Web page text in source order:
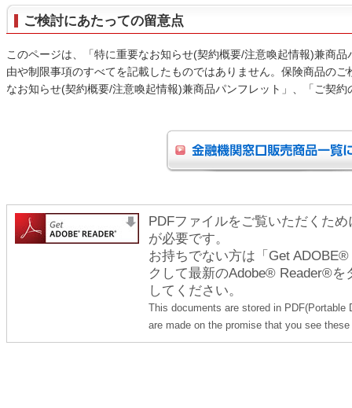
ご検討にあたっての留意点
このページは、「特に重要なお知らせ(契約概要/注意喚起情報)兼商
由や制限事項のすべてを記載したものではありません。保険商品の
なお知らせ(契約概要/注意喚起情報)兼商品パンフレット」、「ご契
PDFファイルをご覧いただくた
が必要です。
お持ちでない方は「Get
クして最新のAdobe® Reader®
してください。
This documents are stored in
are made on the promise that you see